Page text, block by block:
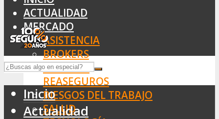
ACTUALIDAD
MERCADO
ASISTENCIA
BROKERS
SEGUROS
REASEGUROS
RIESGOS DEL TRABAJO
SALUD
Inicio
Actualidad